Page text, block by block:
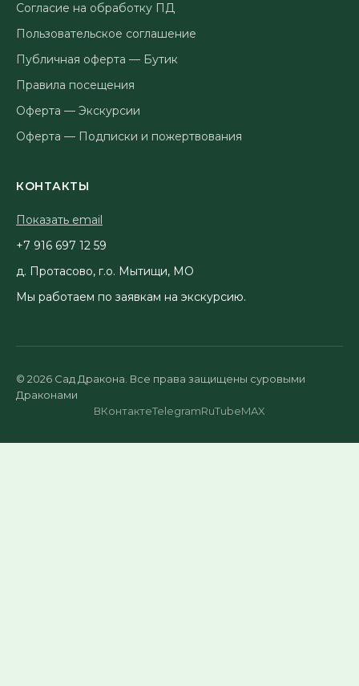
Согласие на обработку ПД
Пользовательское соглашение
Публичная оферта — Бутик
Правила посещения
Оферта — Экскурсии
Оферта — Подписки и пожертвования
КОНТАКТЫ
Показать email
95 21 796 619 7+
д. Протасово, г.о. Мытищи, МО
Мы работаем по заявкам на экскурсию.
© 2026 Сад Дракона. Все права защищены суровыми
Драконами
ВКонтактеTelegramRuTubeMAX